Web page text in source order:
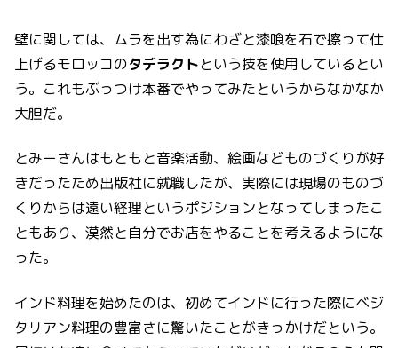
壁に関しては、ムラを出す為にわざと漆喰を石で擦って仕
上げるモロッコのタデラクトという技を使用しているとい
う。これもぶっつけ本番でやってみたというからなかなか
大胆だ。
とみーさんはもともと音楽活動、絵画などものづくりが好
きだったため出版社に就職したが、実際には現場のものづ
くりからは遠い経理というポジションとなってしまったこ
ともあり、漠然と自分でお店をやることを考えるようにな
った。
インド料理を始めたのは、初めてインドに行った際にベジ
タリアン料理の豊富さに驚いたことがきっかけだという。